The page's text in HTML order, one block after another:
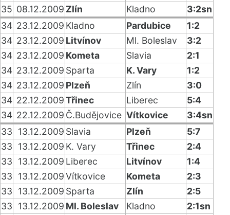
35 08.12.2009 Zlín Kladno
3:2sn
34 23.12.2009 Kladno Pardubice
1:2
34 23.12.2009 Litvínov Ml. Boleslav
3:2
34 23.12.2009 Kometa Slavia
2:1
34 23.12.2009 Sparta K. Vary
1:2
34 23.12.2009 Plzeň Zlín
3:0
34 22.12.2009Třinec Liberec
5:4
34 22.12.2009 Č.Budějovice Vítkovice
3:4sn
33
13.12.2009 Slavia Plzeň
5:7
33
13.12.2009 K. Vary Třinec
2:4
33
13.12.2009 Liberec Litvínov
1:4
33
13.12.2009Vítkovice Kometa
2:3
33
13.12.2009 Sparta Zlín
2:5
33
13.12.2009 Ml. Boleslav Kladno
2:1sn